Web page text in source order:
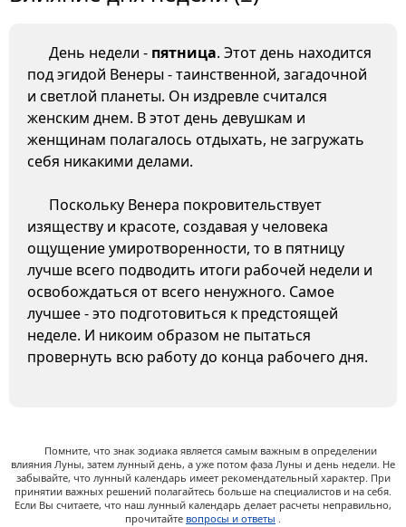
День недели - пятница. Этот день находится
под эгидой Венеры - таинственной, загадочной
и светлой планеты. Он издревле считался
женским днем. В этот день девушкам и
женщинам полагалось отдыхать, не загружать
себя никакими делами.
Поскольку Венера покровительствует
изяществу и красоте, создавая у человека
ощущение умиротворенности, то в пятницу
лучше всего подводить итоги рабочей недели и
освобождаться от всего ненужного. Самое
лучшее - это подготовиться к предстоящей
неделе. И никоим образом не пытаться
провернуть всю работу до конца рабочего дня.
Помните, что знак зодиака является самым важным в определении
влияния Луны, затем лунный день, а уже потом фаза Луны и день недели. Не
забывайте, что лунный календарь имеет рекомендательный характер. При
принятии важных решений полагайтесь больше на специалистов и на себя.
Если Вы считаете, что наш лунный календарь делает расчеты неправильно,
прочитайте вопросы и ответы .